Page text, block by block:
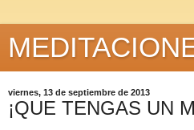
viernes, 13 de septiembre de 2013
¡QUE TENGAS UN